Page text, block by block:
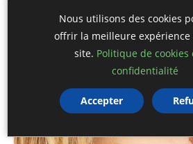
Nous utilisons des cookies
offrir la meilleure
site. Politique de cookies
confidentialité
Accepter